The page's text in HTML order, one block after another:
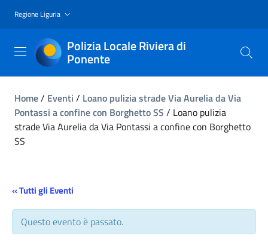
Regione Liguria
Polizia Locale Riviera di
Ponente
Home/ Eventi / Loano pulizia strade Via Aurelia da Via
Pontassi a confine con Borghetto SS / Loano pulizia
strade Via Aurelia da Via Pontassi a confine con Borghetto
SS
« Tutti gli Eventi
Questo evento è passato.